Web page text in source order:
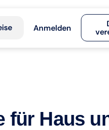
Anmelden
für Haus